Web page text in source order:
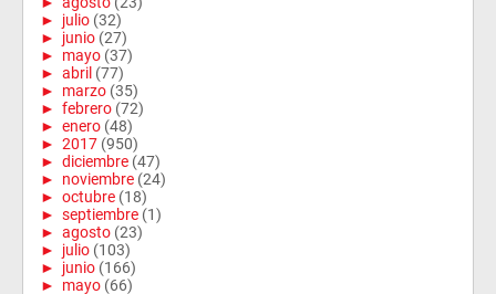
► julio (32)
► junio (27)
► mayo (37)
► abril (77)
► marzo (35)
► febrero (72)
► enero (48)
► 2017 (950)
► diciembre (47)
► noviembre (24)
► octubre (18)
► septiembre (1)
► agosto (23)
► julio (103)
► junio (166)
► mayo (66)